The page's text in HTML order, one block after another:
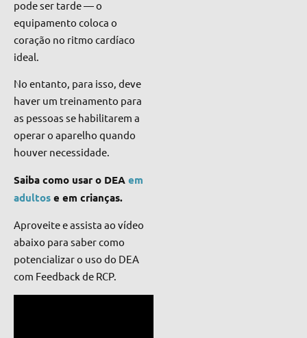
pode ser tarde — o
equipamento coloca o
coração no ritmo cardíaco
ideal.
No entanto, para isso, deve
haver um treinamento para
as pessoas se habilitarem a
operar o aparelho quando
houver necessidade.
Saiba como usar o DEA em
adultos e em crianças.
Aproveite e assista ao vídeo
abaixo para saber como
potencializar o uso do DEA
com Feedback de RCP.